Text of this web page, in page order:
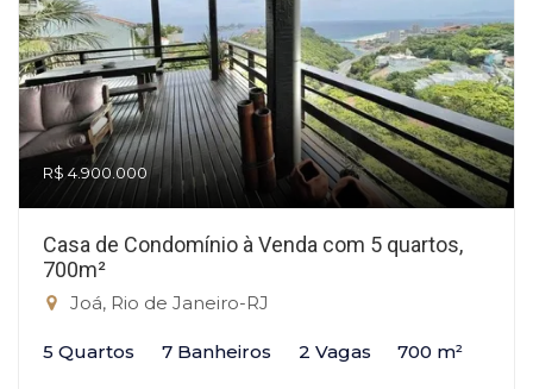
R$ 4.900.000
Casa de Condomínio à Venda com 5 quartos,
700m²
Joá, Rio de Janeiro-RJ
5 Quartos 7 Banheiros 2 Vagas 700 m²